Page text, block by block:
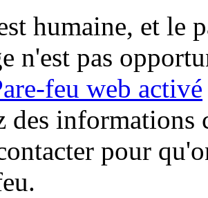
humaine, et le
n'est pas
feu web activé
des informations
pour